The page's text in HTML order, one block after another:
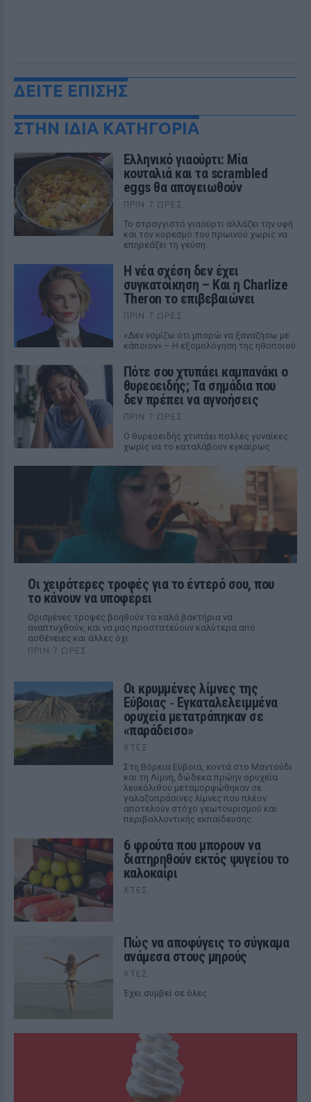
ΔΕΙΤΕ ΕΠΙΣΗΣ
ΣΤΗΝ ΙΔΙΑ ΚΑΤΗΓΟΡΙΑ
Ελληνικό γιαούρτι: Μία
κουταλιά και τα scrambled
eggs θα απογειωθούν
ΠΡΙΝ 7 ΏΡΕΣ
Το στραγγιστό γιαούρτι αλλάζει την υφή
και τον κορεσμό του πρωινού χωρίς να
επηρεάζει τη γεύση.
Η νέα σχέση δεν έχει
συγκατοίκηση – Και η Charlize
Theron το επιβεβαιώνει
ΠΡΙΝ 7 ΏΡΕΣ
«Δεν νομίζω ότι μπορώ να ξαναζήσω με
κάποιον» – Η εξομολόγηση της ηθοποιού
Πότε σου χτυπάει καμπανάκι ο
θυρεοειδής; Τα σημάδια που
δεν πρέπει να αγνοήσεις
ΠΡΙΝ 7 ΏΡΕΣ
Ο θυρεοειδής χτυπάει πολλές γυναίκες
χωρίς να το καταλάβουν εγκαίρως
Οι χειρότερες τροφές για το έντερό σου, που
το κάνουν να υποφέρει
Ορισμένες τροφές βοηθούν τα καλά βακτήρια να
αναπτυχθούν, και να μας προστατεύουν καλύτερα από
ασθένειες και άλλες όχι
ΠΡΙΝ 7 ΏΡΕΣ
Οι κρυμμένες λίμνες της
Εύβοιας ‑ Εγκαταλελειμμένα
ορυχεία μετατράπηκαν σε
«παράδεισο»
ΧΤΕΣ
Στη Βόρεια Εύβοια, κοντά στο Μαντούδι
και τη Λίμνη, δώδεκα πρώην ορυχεία
λευκόλιθου μεταμορφώθηκαν σε
γαλαζοπράσινες λίμνες που πλέον
αποτελούν στόχο γεωτουρισμού και
περιβαλλοντικής εκπαίδευσης.
6 φρούτα που μπορουν να
διατηρηθούν εκτός ψυγείου το
καλοκαίρι
ΧΤΕΣ
Πώς να αποφύγεις το σύγκαμα
ανάμεσα στους μηρούς
ΧΤΕΣ
Έχει συμβεί σε όλες